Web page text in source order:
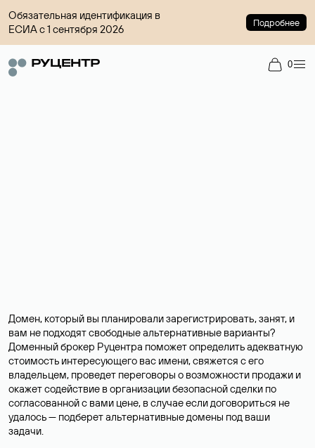
Обязательная идентификация в
ЕСИА с 1 сентября 2026
Подробнее
0
Домен, который вы планировали зарегистрировать, занят, и
вам не подходят свободные альтернативные варианты?
Доменный брокер Руцентра поможет определить адекватную
стоимость интересующего вас имени, свяжется с его
владельцем, проведет переговоры о возможности продажи и
окажет содействие в организации безопасной сделки по
согласованной с вами цене, в случае если договориться не
удалось — подберет альтернативные домены под ваши
задачи.